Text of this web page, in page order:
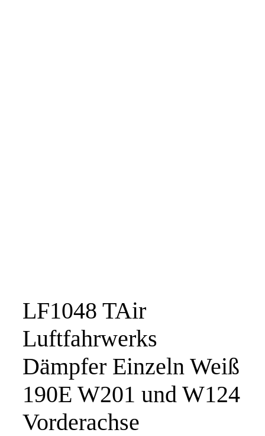
LF1048 TAir
Luftfahrwerks
Dämpfer Einzeln Weiß
190E W201 und W124
Vorderachse